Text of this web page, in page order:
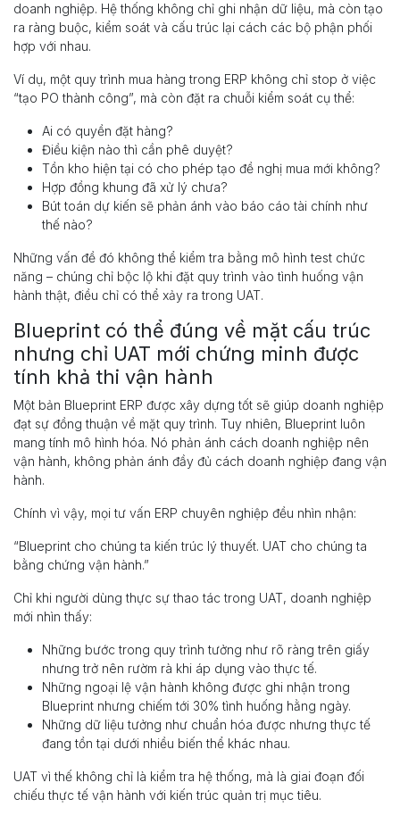
doanh nghiệp. Hệ thống không chỉ ghi nhận dữ liệu, mà còn tạo
ra ràng buộc, kiểm soát và cấu trúc lại cách các bộ phận phối
hợp với nhau.
Ví dụ, một quy trình mua hàng trong ERP không chỉ stop ở việc
“tạo PO thành công”, mà còn đặt ra chuỗi kiểm soát cụ thể:
Ai có quyền đặt hàng?
Điều kiện nào thì cần phê duyệt?
Tồn kho hiện tại có cho phép tạo đề nghị mua mới không?
Hợp đồng khung đã xử lý chưa?
Bút toán dự kiến sẽ phản ánh vào báo cáo tài chính như
thế nào?
Những vấn đề đó không thể kiểm tra bằng mô hình test chức
năng – chúng chỉ bộc lộ khi đặt quy trình vào tình huống vận
hành thật, điều chỉ có thể xảy ra trong UAT.
Blueprint có thể đúng về mặt cấu trúc
nhưng chỉ UAT mới chứng minh được
tính khả thi vận hành
Một bản Blueprint ERP được xây dựng tốt sẽ giúp doanh nghiệp
đạt sự đồng thuận về mặt quy trình. Tuy nhiên, Blueprint luôn
mang tính mô hình hóa. Nó phản ánh cách doanh nghiệp nên
vận hành, không phản ánh đầy đủ cách doanh nghiệp đang vận
hành.
Chính vì vậy, mọi tư vấn ERP chuyên nghiệp đều nhìn nhận:
“Blueprint cho chúng ta kiến trúc lý thuyết. UAT cho chúng ta
bằng chứng vận hành.”
Chỉ khi người dùng thực sự thao tác trong UAT, doanh nghiệp
mới nhìn thấy:
Những bước trong quy trình tưởng như rõ ràng trên giấy
nhưng trở nên rườm rà khi áp dụng vào thực tế.
Những ngoại lệ vận hành không được ghi nhận trong
Blueprint nhưng chiếm tới 30% tình huống hằng ngày.
Những dữ liệu tưởng như chuẩn hóa được nhưng thực tế
đang tồn tại dưới nhiều biến thể khác nhau.
UAT vì thế không chỉ là kiểm tra hệ thống, mà là giai đoạn đối
chiếu thực tế vận hành với kiến trúc quản trị mục tiêu.